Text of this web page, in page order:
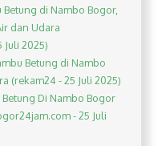
Betung di Nambo Bogor,
dan Udara
2025)
Betung di Nambo
(rekam24 - 25 Juli 2025)
Betung Di Nambo Bogor
- 25 Juli